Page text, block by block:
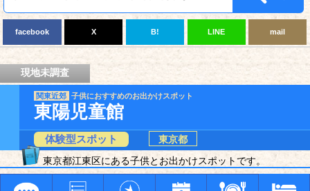
facebook X B! LINE mail
現地未調査
関東近郊 子供におすすめのお出かけスポット
東陽児童館
体験型スポット
東京都
東京都江東区にある子供とお出かけスポットです。